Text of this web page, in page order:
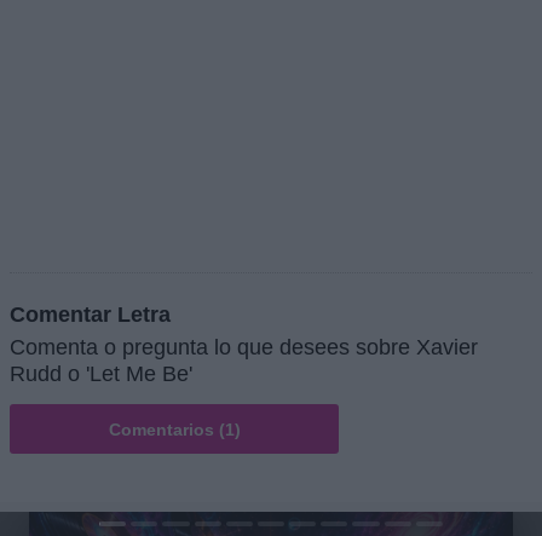
Comentar Letra
Comenta o pregunta lo que desees sobre Xavier
Rudd o 'Let Me Be'
Comentarios (1)